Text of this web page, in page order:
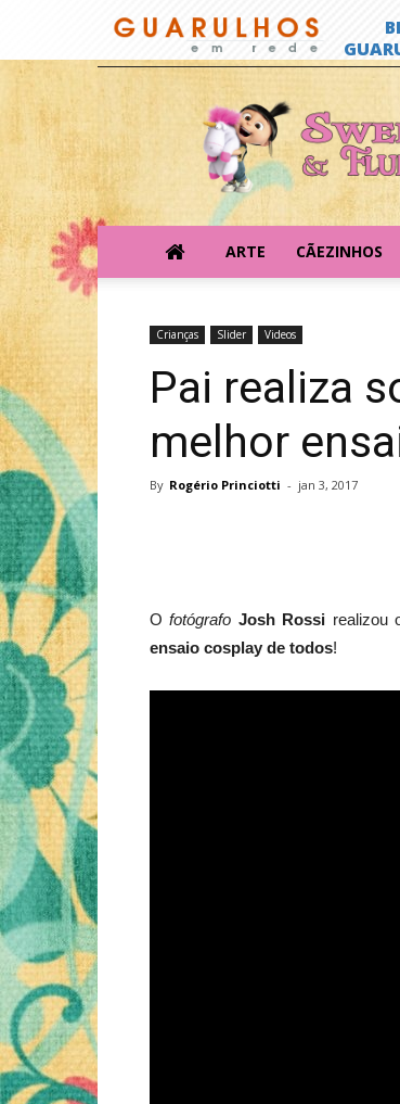
Sweet
&
Fluffy
ARTE CÃEZINHOS
Crianças Slider Videos
Pai realiza
melhor
By Rogério Princiotti - jan 3, 2017
Ofotógrafo Josh Rossi realizou
ensaio cosplay de todos!